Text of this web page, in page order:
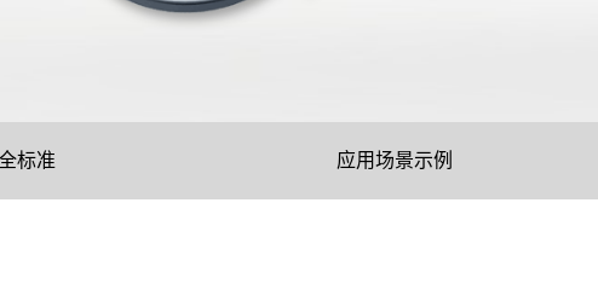
标准 应用场景示例